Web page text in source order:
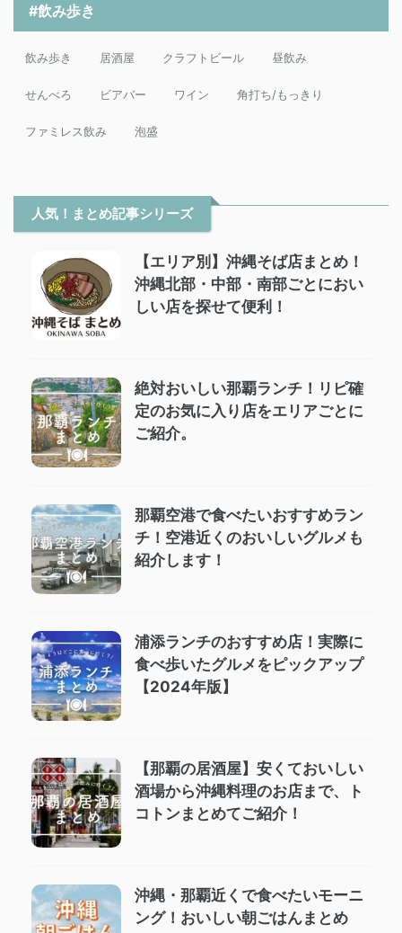
#飲み歩き
飲み歩き 居酒屋 クラフトビール 昼飲み
せんべろ ビアバー ワイン 角打ち/もっきり
ファミレス飲み 泡盛
人気！まとめ記事シリーズ
【エリア別】沖縄そば店まとめ！
沖縄北部・中部・南部ごとにおい
しい店を探せて便利！
絶対おいしい那覇ランチ！リピ確
定のお気に入り店をエリアごとに
ご紹介。
那覇空港で食べたいおすすめラン
チ！空港近くのおいしいグルメも
紹介します！
浦添ランチのおすすめ店！実際に
食べ歩いたグルメをピックアップ
【2024年版】
【那覇の居酒屋】安くておいしい
酒場から沖縄料理のお店まで、ト
コトンまとめてご紹介！
沖縄・那覇近くで食べたいモーニ
ング！おいしい朝ごはんまとめ